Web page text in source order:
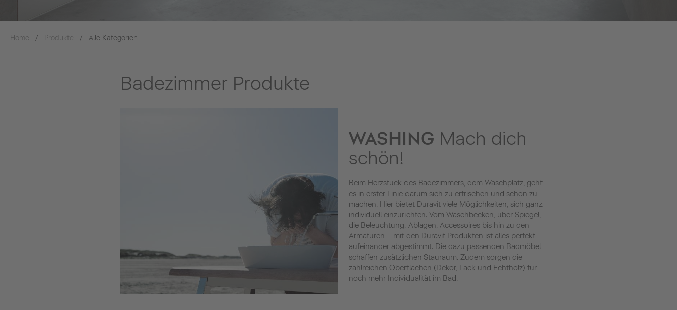
Home Produkte Alle Kategorien
Badezimmer Produkte
WASHING Mach dich
schön!
Beim Herzstück des Badezimmers, dem Waschplatz, geht
es in erster Linie darum sich zu erfrischen und schön zu
machen. Hier bietet Duravit viele Möglichkeiten, sich ganz
individuell einzurichten. Vom Waschbecken, über Spiegel,
die Beleuchtung, Ablagen, Accessoires bis hin zu den
Armaturen – mit den Duravit Produkten ist alles perfekt
aufeinander abgestimmt. Die dazu passenden Badmöbel
schaffen zusätzlichen Stauraum. Zudem sorgen die
zahlreichen Oberflächen (Dekor, Lack und Echtholz) für
noch mehr Individualität im Bad.